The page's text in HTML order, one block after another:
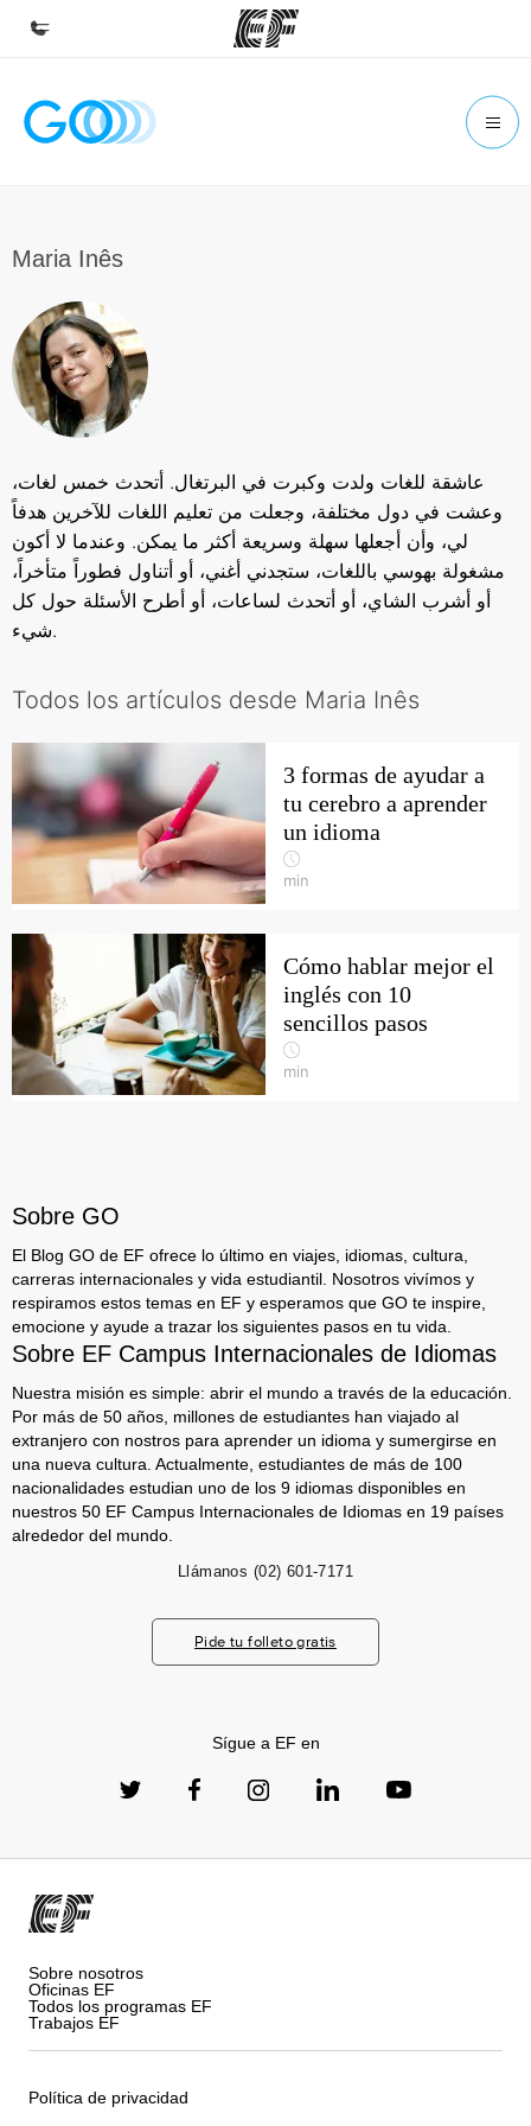
Inicio
Encuentra una oficina
Sobre nosotros
Quiénes somos
Únete al equipo
Maria Inês
عاشقة للغات ولدت وكبرت في البرتغال. أتحدث خمس لغات،
وعشت في دول مختلفة، وجعلت من تعليم اللغات للآخرين هدفاً
لي، وأن أجعلها سهلة وسريعة أكثر ما يمكن. وعندما لا أكون
مشغولة بهوسي باللغات، ستجدني أغني، أو أتناول فطوراً متأخراً،
أو أشرب الشاي، أو أتحدث لساعات، أو أطرح الأسئلة حول كل
شيء.
Todos los artículos desde Maria Inês
3 formas de ayudar a
tu cerebro a aprender
un idioma
min
Cómo hablar mejor el
inglés con 10
sencillos pasos
min
Sobre GO
El Blog GO de EF ofrece lo último en viajes, idiomas, cultura,
carreras internacionales y vida estudiantil. Nosotros vivímos y
respiramos estos temas en EF y esperamos que GO te inspire,
emocione y ayude a trazar los siguientes pasos en tu vida.
Sobre EF Campus Internacionales de Idiomas
Nuestra misión es simple: abrir el mundo a través de la educación.
Por más de 50 años, millones de estudiantes han viajado al
extranjero con nostros para aprender un idioma y sumergirse en
una nueva cultura. Actualmente, estudiantes de más de 100
nacionalidades estudian uno de los 9 idiomas disponibles en
nuestros 50 EF Campus Internacionales de Idiomas en 19 países
alrededor del mundo.
Llámanos (02) 601-7171
Pide tu folleto gratis
Sígue a EF en
Sobre nosotros
Oficinas EF
Todos los programas EF
Trabajos EF
Política de privacidad